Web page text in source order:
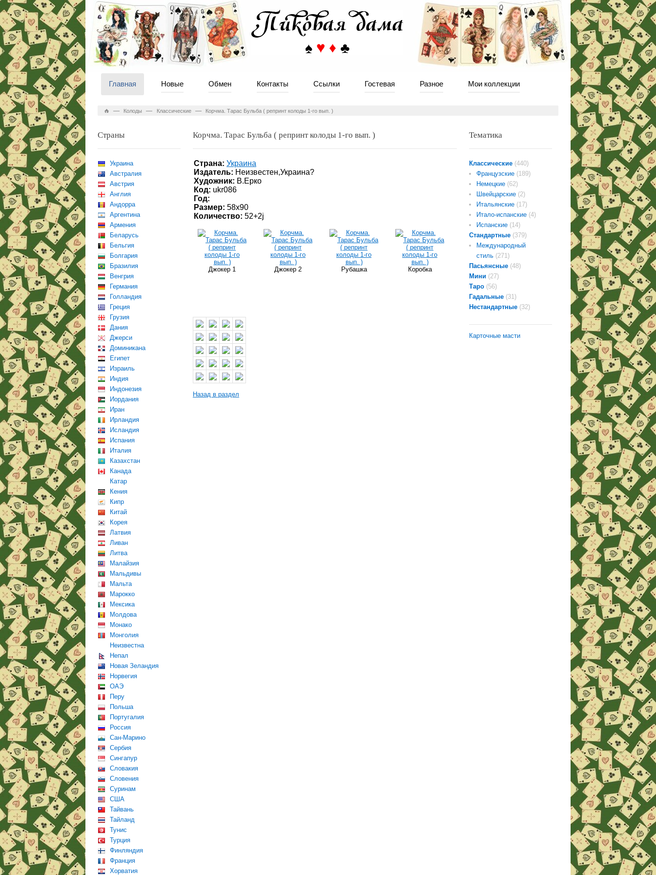
Главная Новые Обмен Контакты Ссылки Гостевая Разное Мои коллекции
— Колоды — Классические — Корчма. Тарас Бульба ( репринт колоды 1-го вып. )
Страны
Украина
Австралия
Австрия
Англия
Андорра
Аргентина
Армения
Беларусь
Бельгия
Болгария
Бразилия
Венгрия
Германия
Голландия
Греция
Грузия
Дания
Джерси
Доминикана
Египет
Израиль
Индия
Индонезия
Иордания
Иран
Ирландия
Исландия
Испания
Италия
Казахстан
Канада
Катар
Кения
Кипр
Китай
Корея
Латвия
Ливан
Литва
Малайзия
Мальдивы
Мальта
Марокко
Мексика
Молдова
Монако
Монголия
Неизвестна
Непал
Новая Зеландия
Норвегия
ОАЭ
Перу
Польша
Португалия
Россия
Сан-Марино
Сербия
Сингапур
Словакия
Словения
Суринам
США
Тайвань
Тайланд
Тунис
Турция
Финляндия
Франция
Хорватия
Тематика
Классические (440)
Французские (189)
Немецкие (62)
Швейцарские (2)
Итальянские (17)
Итало-испанские (4)
Испанские (14)
Стандартные (379)
Международный
стиль (271)
Пасьянсные (48)
Мини (27)
Таро (56)
Гадальные (31)
Нестандартные (32)
Карточные масти
Корчма. Тарас Бульба ( репринт колоды 1-го вып. )
Страна: Украина
Издатель: Неизвестен,Украина?
Художник: В.Ерко
Код: ukr086
Год:
Размер: 58х90
Количество: 52+2j
Джокер 1 Джокер 2 Рубашка Коробка
Назад в раздел